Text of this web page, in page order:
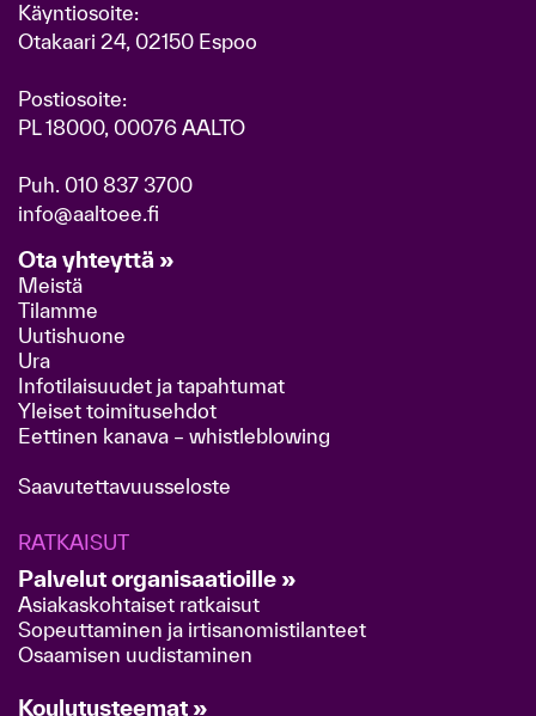
Käyntiosoite:
Otakaari 24, 02150 Espoo
Postiosoite:
PL 18000, 00076 AALTO
Puh. 010 837 3700
info@aaltoee.fi
Ota yhteyttä »
Meistä
Tilamme
Uutishuone
Ura
Infotilaisuudet ja tapahtumat
Yleiset toimitusehdot
Eettinen kanava – whistleblowing
Saavutettavuusseloste
RATKAISUT
Palvelut organisaatioille »
Asiakaskohtaiset ratkaisut
Sopeuttaminen ja irtisanomistilanteet
Osaamisen uudistaminen
Koulutusteemat »